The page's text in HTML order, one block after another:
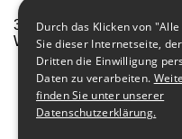
3D Visualisierung für die
Wohnungsbauprojektes.
zurück
Kontakt
Durch das Klicken von
Sie dieser Internetseite,
Dritten die Einwilligung
Daten zu verarbeiten.
finden Sie unter unserer
Datenschutzerklärung.